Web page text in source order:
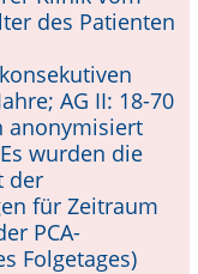
des Patienten
AG II: 18-70
anonymisiert
wurden die
der
für Zeitraum
PCA-
Folgetages)